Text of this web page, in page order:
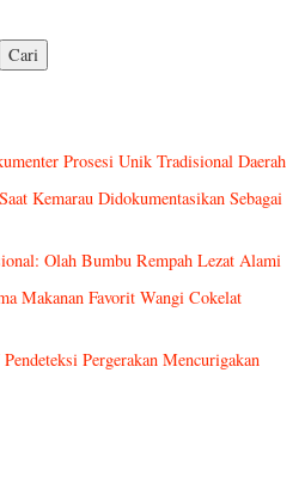
Cari
Prosesi Unik Tradisional Daerah
Kemarau Didokumentasikan Sebagai
Olah Bumbu Rempah Lezat Alami
Makanan Favorit Wangi Cokelat
Pergerakan Mencurigakan